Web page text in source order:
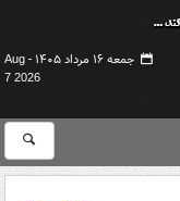
جمعه ۱۶ مرداد ۱۴۰۵ -
Aug
7 2026